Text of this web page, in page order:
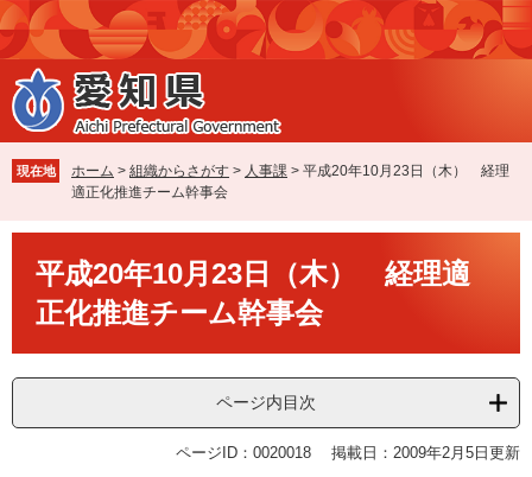
ペ
ー
ジ
の
先
で
す
メ
ニ
ュ
ー
を
ば
し
本
現在地 ホーム > 組織からさがす > 人事課 > 平成20年10月23日（木） 経理
適正化推進チーム幹事会
平成20年10月23日（木） 経理適
正化推進チーム幹事会
ページ内目次
ページID：0020018 掲載日：2009年2月5日更新